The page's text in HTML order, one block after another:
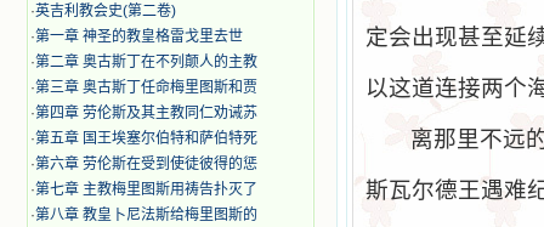
·英吉利教会史(第二卷)
·第一章 神圣的教皇格雷戈里去世
·第二章 奥古斯丁在不列颠人的主教
·第三章 奥古斯丁任命梅里图斯和贾
·第四章 劳伦斯及其主教同仁劝诫苏
·第五章 国王埃塞尔伯特和萨伯特死
·第六章 劳伦斯在受到使徒彼得的惩
·第七章 主教梅里图斯用祷告扑灭了
·第八章 教皇卜尼法斯给梅里图斯的
定会出现甚至延
以这道连接两个
离那里不远
斯瓦尔德王遇难